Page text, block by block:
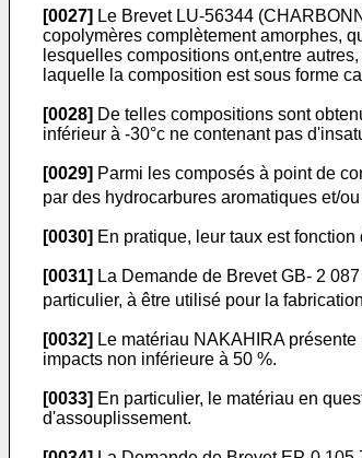
[0027] Le Brevet LU-56344
copolymères complètement amorphes,
lesquelles compositions ont,entre
laquelle la composition est sous forme
[0028] De telles compositions sont
inférieur à -30°c ne contenant pas
[0029] Parmi les composés à point de
par des hydrocarbures aromatiques et/
[0030] En pratique, leur taux est
[0031] La Demande de Brevet GB- 2
particulier, à être utilisé pour la
[0032] Le matériau NAKAHIRA
impacts non inférieure à 50 %.
[0033] En particulier, le matériau en
d'assouplissement.